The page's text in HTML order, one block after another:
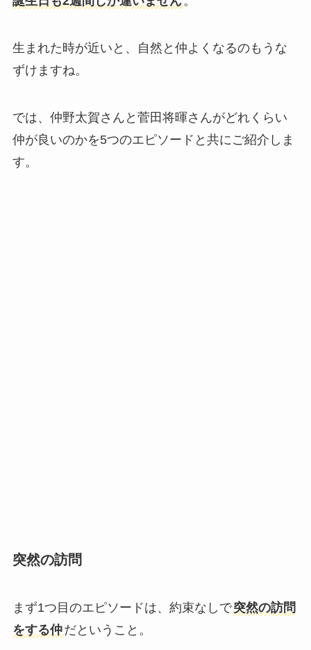
生まれた時が近いと、自然と仲よくなるのもうな
ずけますね。
では、仲野太賀さんと菅田将暉さんがどれくらい
仲が良いのかを5つのエピソードと共にご紹介しま
す。
突然の訪問
まず1つ目のエピソードは、約束なしで突然の訪問
をする仲だということ。